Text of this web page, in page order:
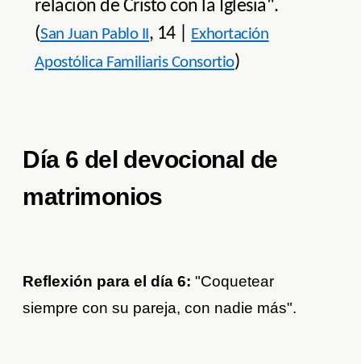
relación de Cristo con la Iglesia".
(San Juan Pablo II , 14 |
Exhortación
Apostólica Familiaris Consortio)
Día 6 del devocional de
matrimonios
Reflexión para el día 6: "Coquetear
siempre con su pareja, con nadie más".